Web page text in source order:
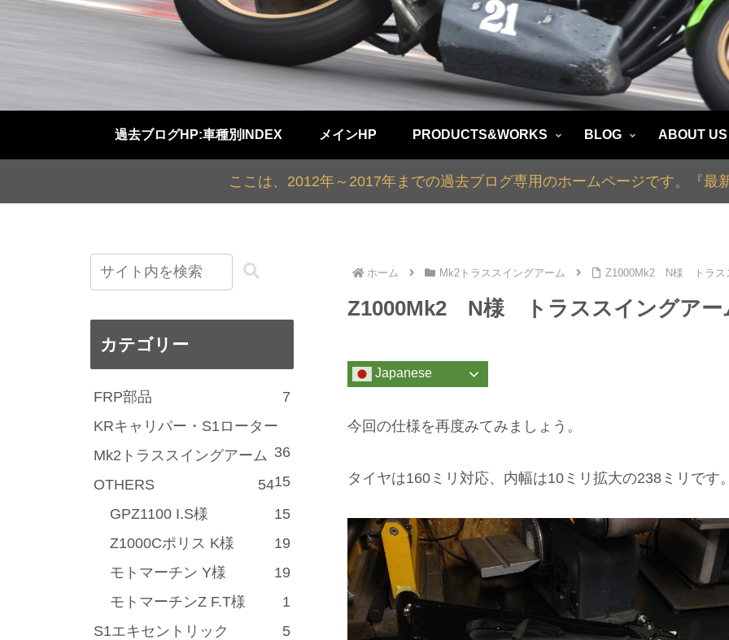
過去ブログHP:車種別INDEX メインHP PRODUCTS&WORKS BLOG ABOUT US
ここは、2012年～2017年までの過去ブログ専用のホームページです。『最
ホーム Mk2トラススイングアーム Z1000Mk2 N様 トラス
Z1000Mk2 N様 トラススイングアー
Japanese
今回の仕様を再度みてみましょう。
タイヤは160ミリ対応、内幅は10ミリ拡大の238ミリです
カテゴリー
FRP部品
7
KRキャリパー・S1ローター
36
Mk2トラススイングアーム
15
OTHERS
54
GPZ1100 I.S様
15
Z1000Cポリス K様
19
モトマーチン Y様
19
モトマーチンZ F.T様
1
S1エキセントリック
5